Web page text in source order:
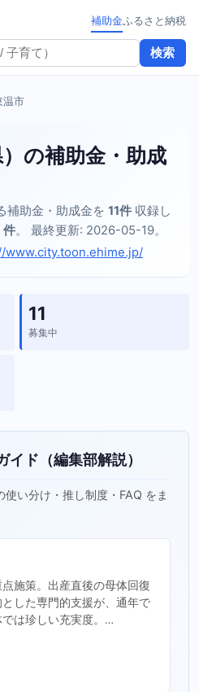
検索
補助金ふるさと納税
温市
の補助金・助成
補助金・助成金を 11件 収録し
件。 最終更新: 2026-05-19。
www.city.toon.ehime.jp/
11
募集中
ド（編集部解説）
い分け・推し制度・FAQ をま
施策。出産直後の母体回復
した専門的支援が、通年で
は珍しい充実度。…